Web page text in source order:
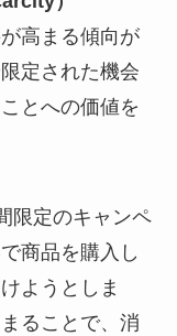
高まる傾向が
定された機会
とへの価値を
限定のキャンペ
商品を購入し
ようとしま
ることで、消